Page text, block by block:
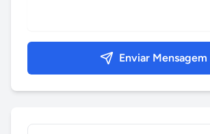
Enviar Mensagem